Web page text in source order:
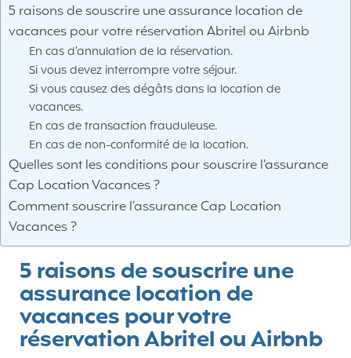
5 raisons de souscrire une assurance location de
vacances pour votre réservation Abritel ou Airbnb
En cas d’annulation de la réservation.
Si vous devez interrompre votre séjour.
Si vous causez des dégâts dans la location de
vacances.
En cas de transaction frauduleuse.
En cas de non-conformité de la location.
Quelles sont les conditions pour souscrire l’assurance
Cap Location Vacances ?
Comment souscrire l’assurance Cap Location
Vacances ?
5 raisons de souscrire une
assurance location de
vacances pour votre
réservation Abritel ou Airbnb